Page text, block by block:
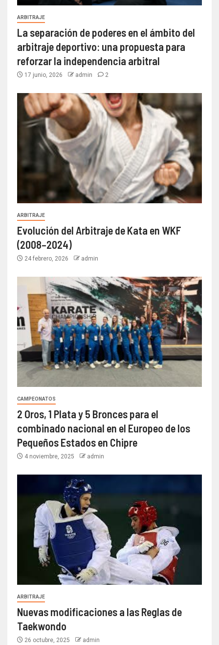
ARBITRAJE
La separación de poderes en el ámbito del
arbitraje deportivo: una propuesta para
reforzar la independencia arbitral
17 junio, 2026 admin 2
ARBITRAJE
Evolución del Arbitraje de Kata en WKF
(2008–2024)
24 febrero, 2026 admin
CAMPEONATOS
2 Oros, 1 Plata y 5 Bronces para el
combinado nacional en el Europeo de los
Pequeños Estados en Chipre
4 noviembre, 2025 admin
ARBITRAJE
Nuevas modificaciones a las Reglas de
Taekwondo
26 octubre, 2025 admin